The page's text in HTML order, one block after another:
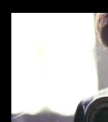
novodobých dějin.